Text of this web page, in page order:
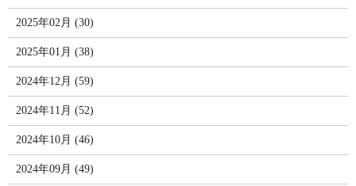
2025年02月 (30)
2025年01月 (38)
2024年12月 (59)
2024年11月 (52)
2024年10月 (46)
2024年09月 (49)